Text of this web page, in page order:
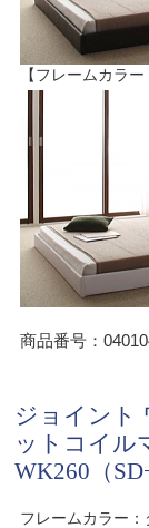
【フレームカラー
商品番号：
ジョイント
ットコイル
WK260（
フレームカラー